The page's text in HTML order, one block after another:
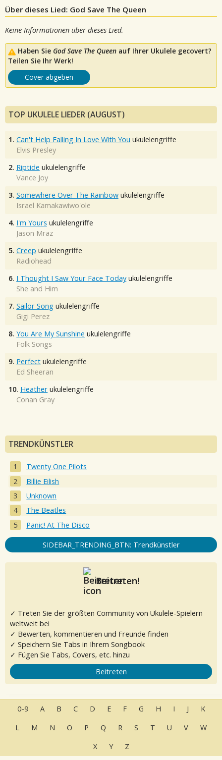
Über dieses Lied: God Save The Queen
Keine Informationen über dieses Lied.
Haben Sie God Save The Queen auf Ihrer Ukulele gecovert?
Teilen Sie Ihr Werk!
Cover abgeben
TOP UKULELE LIEDER (AUGUST)
1. Can't Help Falling In Love With You ukulelengriffe
Elvis Presley
2. Riptide ukulelengriffe
Vance Joy
3. Somewhere Over The Rainbow ukulelengriffe
Israel Kamakawiwo'ole
4. I'm Yours ukulelengriffe
Jason Mraz
5. Creep ukulelengriffe
Radiohead
6. I Thought I Saw Your Face Today ukulelengriffe
She and Him
7. Sailor Song ukulelengriffe
Gigi Perez
8. You Are My Sunshine ukulelengriffe
Folk Songs
9. Perfect ukulelengriffe
Ed Sheeran
10. Heather ukulelengriffe
Conan Gray
TRENDKÜNSTLER
Twenty One Pilots
Billie Eilish
Unknown
The Beatles
Panic! At The Disco
SIDEBAR_TRENDING_BTN: Trendkünstler
Beitreten!
✓ Treten Sie der größten Community von Ukulele-Spielern
weltweit bei
✓ Bewerten, kommentieren und Freunde finden
✓ Speichern Sie Tabs in Ihrem Songbook
✓ Fügen Sie Tabs, Covers, etc. hinzu
Beitreten
0-9 A B C D E F G H I J
K
L
M N O P Q R S T U V
W
X
Y Z